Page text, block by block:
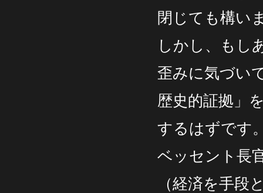
閉じても構い
しかし、もし
歪みに気づい
歴史的証拠」
するはずです
ベッセント長
（経済を手段